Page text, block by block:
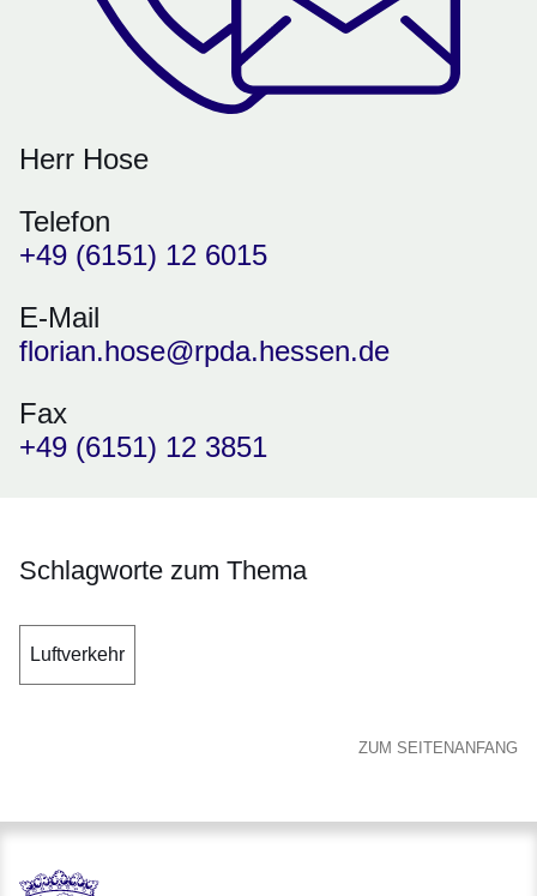
Herr Hose
Telefon
+49 (6151) 12 6015
E-Mail
florian.hose@rpda.hessen.de
Fax
+49 (6151) 12 3851
Schlagworte zum Thema
Luftverkehr
ZUM SEITENANFANG